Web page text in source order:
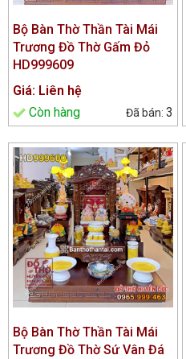
Bộ Bàn Thờ Thần Tài Mái
Trương Đồ Thờ Gấm Đỏ
HD999609
Giá: Liên hệ
Còn hàng
3
Bộ Bàn Thờ Thần Tài Mái
Trương Đồ Thờ Sứ Vân Đá